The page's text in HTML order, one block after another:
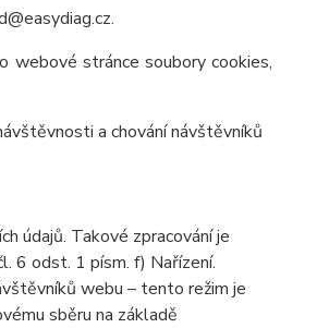
webové stránce soubory cookies,
a chování návštěvníků
údajů. Takové zpracování je
6 odst. 1 písm. f) Nařízení.
webu – tento režim je
sběru na základě